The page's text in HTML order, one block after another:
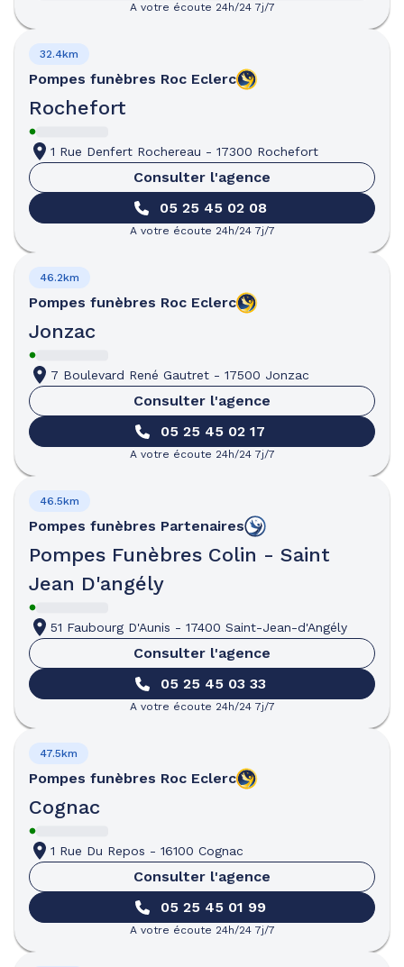
A votre écoute 24h/24 7j/7
Pompes funèbres Roc Eclerc
Rochefort
32.4km
1 Rue Denfert Rochereau - 17300 Rochefort
Consulter l'agence
05 25 45 02 08
A votre écoute 24h/24 7j/7
Pompes funèbres Roc Eclerc
Jonzac
46.2km
7 Boulevard René Gautret - 17500 Jonzac
Consulter l'agence
05 25 45 02 17
A votre écoute 24h/24 7j/7
Pompes funèbres Partenaires
Pompes Funèbres Colin - Saint
Jean D'angély
46.5km
51 Faubourg D'Aunis - 17400 Saint-Jean-d'Angély
Consulter l'agence
05 25 45 03 33
A votre écoute 24h/24 7j/7
Pompes funèbres Roc Eclerc
Cognac
47.5km
1 Rue Du Repos - 16100 Cognac
Consulter l'agence
05 25 45 01 99
A votre écoute 24h/24 7j/7